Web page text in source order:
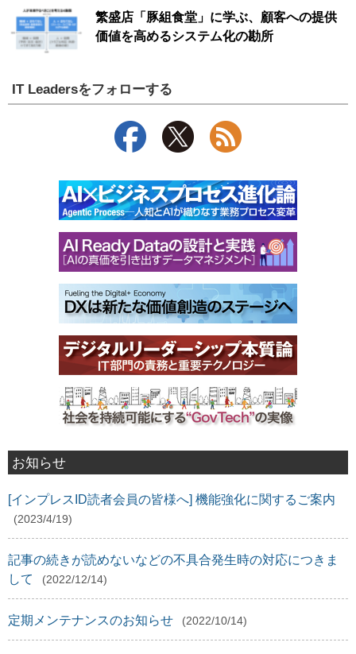
繁盛店「豚組食堂」に学ぶ、顧客への提供
価値を高めるシステム化の勘所
IT Leadersをフォローする
お知らせ
[インプレスID読者会員の皆様へ] 機能強化に関するご案内
(2023/4/19)
記事の続きが読めないなどの不具合発生時の対応につきま
して
(2022/12/14)
定期メンテナンスのお知らせ (2022/10/14)